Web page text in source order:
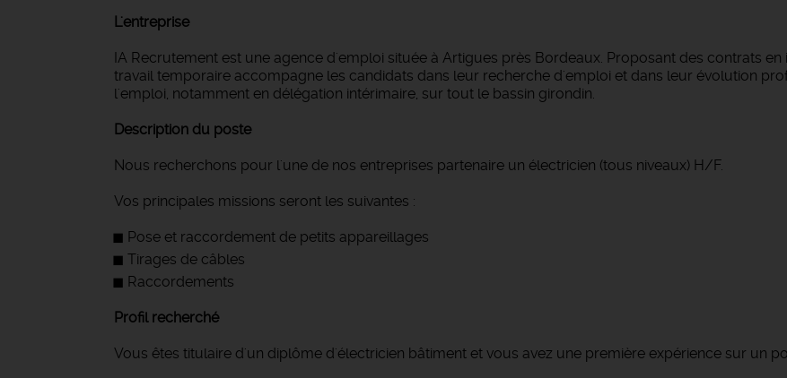
L'entreprise
IA Recrutement est une agence d'emploi située à Artigues près Bordeaux. Proposant des contrats en
travail temporaire accompagne les candidats dans leur recherche d'emploi et dans leur évolution
l'emploi, notamment en délégation intérimaire, sur tout le bassin girondin.
Description du poste
Nous recherchons pour l'une de nos entreprises partenaire un électricien (tous niveaux) H/F.
Vos principales missions seront les suivantes :
Pose et raccordement de petits appareillages
Tirages de câbles
Raccordements
Profil recherché
Vous êtes titulaire d'un diplôme d'électricien bâtiment et vous avez une première expérience sur un